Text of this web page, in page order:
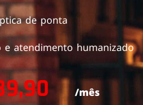
de ponta
atendimento humanizado
/mês